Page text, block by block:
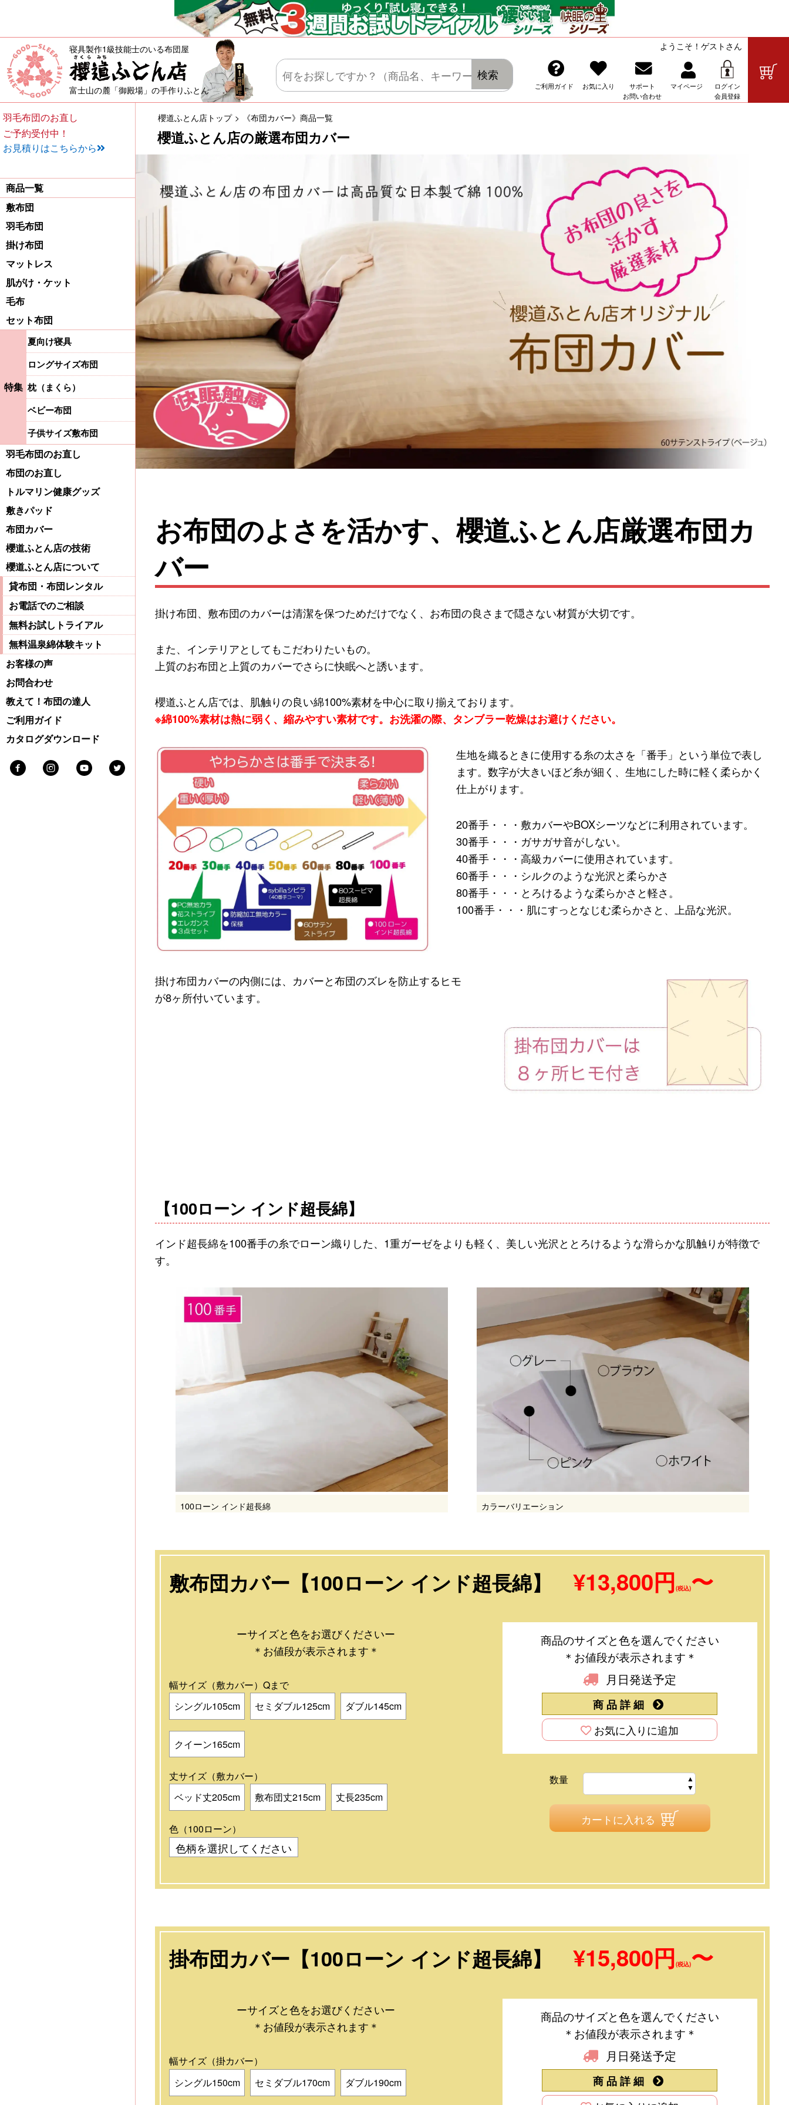
櫻道ふとん店の厳選布団カバー
敷布団・掛け布団・羽毛布団・マットレス・肌がけ・毛布・セット布団の販売
寝具製作1級技能士のいる布団屋
富士山の麓「御殿場」の手作りふとん
ようこそ！ゲストさん
ご利用ガイド お気に入り
サポート
お問い合わせ
マイページ
ログイン
会員登録
検索
櫻道ふとん店トップ 《布団カバー》商品一覧
お布団のよさを活かす、櫻道ふとん店厳選布団カ
バー
掛け布団、敷布団のカバーは清潔を保つためだけでなく、お布団の良さまで隠さない材質が大切です。
また、インテリアとしてもこだわりたいもの。
上質のお布団と上質のカバーでさらに快眠へと誘います。
櫻道ふとん店では、肌触りの良い綿100%素材を中心に取り揃えております。
※綿100%素材は熱に弱く、縮みやすい素材です。お洗濯の際、タンブラー乾燥はお避けください。
生地を織るときに使用する糸の太さを「番手」という単位で表し
ます。数字が大きいほど糸が細く、生地にした時に軽く柔らかく
仕上がります。
20番手・・・敷カバーやBOXシーツなどに利用されています。
30番手・・・ガサガサ音がしない。
40番手・・・高級カバーに使用されています。
60番手・・・シルクのような光沢と柔らかさ
80番手・・・とろけるような柔らかさと軽さ。
100番手・・・肌にすっとなじむ柔らかさと、上品な光沢。
掛け布団カバーの内側には、カバーと布団のズレを防止するヒモ
が8ヶ所付いています。
【100ローン インド超長綿】
インド超長綿を100番手の糸でローン織りした、1重ガーゼをよりも軽く、美しい光沢ととろけるような滑らかな肌触りが特徴で
す。
100ローン インド超長綿 カラーバリエーション
敷布団カバー【100ローン インド超長綿】 ¥13,800円(税込)〜
ーサイズと色をお選びくださいー
＊お値段が表示されます＊
幅サイズ（敷カバー）Qまで
シングル105cm
セミダブル125cm ダブル145cm
クイーン165cm
丈サイズ（敷カバー）
ベッド丈205cm
敷布団丈215cm 丈長235cm
色（100ローン）
商品のサイズと色を選んでください
＊お値段が表示されます＊
月日発送予定
商品詳細
お気に入りに追加
数量
カートに入れる
掛布団カバー【100ローン インド超長綿】 ¥15,800円(税込)〜
ーサイズと色をお選びくださいー
＊お値段が表示されます＊
幅サイズ（掛カバー）
シングル150cm
セミダブル170cm ダブル190cm
商品のサイズと色を選んでください
＊お値段が表示されます＊
月日発送予定
商品詳細
羽毛布団のお直し
ご予約受付中！
お見積りはこちらから
商品一覧
敷布団
羽毛布団
掛け布団
マットレス
肌がけ・ケット
毛布
セット布団
特集
夏向け寝具
ロングサイズ布団
枕（まくら）
ベビー布団
子供サイズ敷布団
羽毛布団のお直し
布団のお直し
トルマリン健康グッズ
敷きパッド
布団カバー
櫻道ふとん店の技術
櫻道ふとん店について
貸布団・布団レンタル
お電話でのご相談
無料お試しトライアル
無料温泉綿体験キット
お客様の声
お問合わせ
教えて！布団の達人
ご利用ガイド
カタログダウンロード
Facebook InstagramYoutubeTwitter